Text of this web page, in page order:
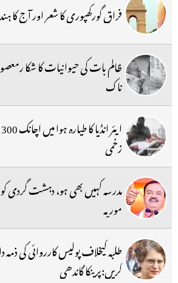
فراق گورکھپوری کا شعر اور آج کا
ظالم بات کی حیوانیات کا شکا
ناک
زخمی
مدرسہ کہیں بھی ہو، دہشت گردی کو
موریہ
طلبہ کیخلاف پولیس کارروائی کی
کریں:پرینکا گاندھی